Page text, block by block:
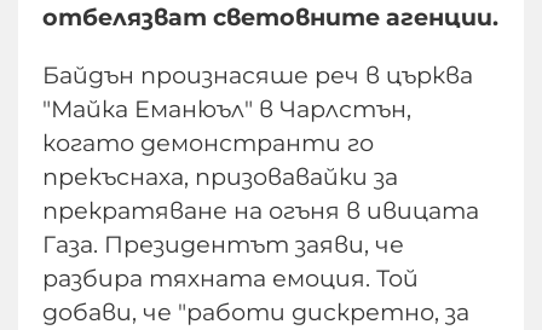
отбелязват световните агенции.
Байдън произнасяше реч в църква
"Майка Еманюъл" в Чарлстън,
когато демонстранти го
прекъснаха, призовавайки за
прекратяване на огъня в ивицата
Газа. Президентът заяви, че
разбира тяхната емоция. Той
добави, че "работи дискретно, за